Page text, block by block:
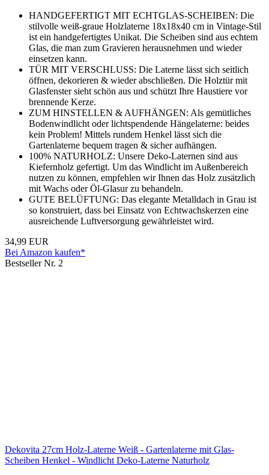
HANDGEFERTIGT MIT ECHTGLAS-SCHEIBEN: Die
stilvolle weiß-graue Holzlaterne 18x18x40 cm in Vintage-Stil
ist ein handgefertigtes Unikat. Die Scheiben sind aus echtem
Glas, die man zum Gravieren herausnehmen und wieder
einsetzen kann.
TÜR MIT VERSCHLUSS: Die Laterne lässt sich seitlich
öffnen, dekorieren & wieder abschließen. Die Holztür mit
Glasfenster sieht schön aus und schützt Ihre Haustiere vor
brennende Kerze.
ZUM HINSTELLEN & AUFHÄNGEN: Als gemütliches
Bodenwindlicht oder lichtspendende Hängelaterne: beides
kein Problem! Mittels rundem Henkel lässt sich die
Gartenlaterne bequem tragen & sicher aufhängen.
100% NATURHOLZ: Unsere Deko-Laternen sind aus
Kiefernholz gefertigt. Um das Windlicht im Außenbereich
nutzen zu können, empfehlen wir Ihnen das Holz zusätzlich
mit Wachs oder Öl-Glasur zu behandeln.
GUTE BELÜFTUNG: Das elegante Metalldach in Grau ist
so konstruiert, dass bei Einsatz von Echtwachskerzen eine
ausreichende Luftversorgung gewährleistet wird.
34,99 EUR
Bei Amazon kaufen*
Bestseller Nr. 2
Dekovita 27cm Holz-Laterne Weiß - Gartenlaterne mit Glas-
Scheiben Henkel - Windlicht Deko-Laterne Naturholz